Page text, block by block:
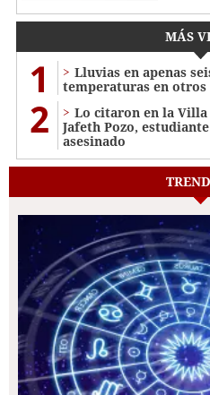
MÁS
1
Lluvias en apenas
temperaturas en otros
2
Lo citaron en la
Jafeth Pozo,
asesinado